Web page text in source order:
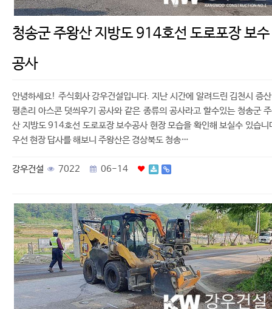
청송군 주왕산 지방도 914호선 도로포장 보수
공사
안녕하세요! 주식회사 강우건설입니다. 지난 시간에 알려드린 김천시 증
평촌리 아스콘 덧씌우기 공사와 같은 종류의 공사라고 할수있는 청송군
산 지방도 914호선 도로포장 보수공사 현장 모습을 확인해 보실수 있습니
우선 현장 답사를 해보니 주왕산은 경상북도 청송…
강우건설 7022 06-14